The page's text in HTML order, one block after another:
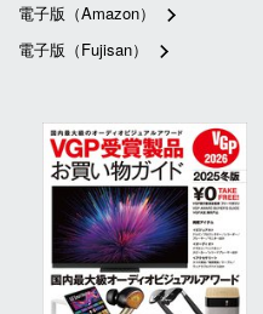
電子版（Amazon）
電子版（Fujisan）